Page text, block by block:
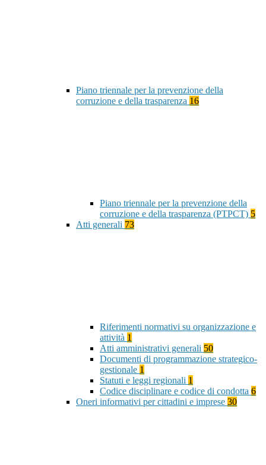
Piano triennale per la prevenzione della
corruzione e della trasparenza 16
Piano triennale per la prevenzione della
corruzione e della trasparenza (PTPCT) 5
Atti generali 73
Riferimenti normativi su organizzazione e
attività 1
Atti amministrativi generali 50
Documenti di programmazione strategico-
gestionale 1
Statuti e leggi regionali 1
Codice disciplinare e codice di condotta 6
Oneri informativi per cittadini e imprese 30